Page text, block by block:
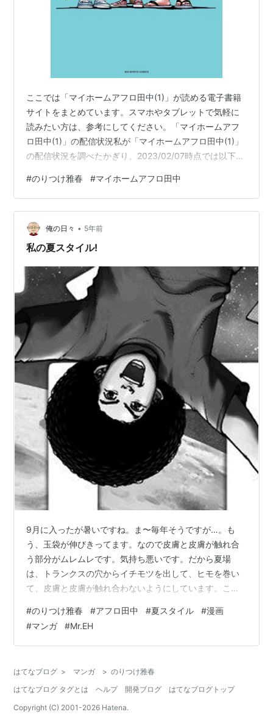
ここでは「マイホームアフロ田中(1)」が読める電子書籍
サイトをまとめています。スマホやタブレットで気軽に
読みたい方は、参考にしてください。「マイホームアフ
ロ田中(1)」の配信状況私が「マイホームアフロ田中(1)」
の配信状況を調べたかぎり、2023/02/07時点では以下の
況リンクAmazon20,000作品～693円読むebook-
japan13,000作品～693円読むまんが王国3,000作品～
630ポイント読む ちなみに、上記サイトで見られる他の
マンガ作品はこんな感じです。Amazon（Kindle）で読め
るマンガ例 ※タップで確認 追放…
#のりつけ雅春 #マイホームアフロ田中
俺の日々 • 5年前
私の夏スタイル!
9月に入ったが暑いですね。ま〜毎年そうですが…。も
う、玉袋が伸びきってます。なので皮膚と皮膚が触れ合
う部分がムレムレです。気持ち悪いです。だから夏場
は、トランクスの穴からイチモツを出して、ヒモを巻い
て、皮膚と皮膚が触れ合わないようにしています。これ
ません。で、同じ事をしている漫画家さんがいました。
アフロ田中シリーズを描いている、のりつけ雅春先生で
す。のりつけ先生は、ボクサーパンツで、玉だけ出して
#のりつけ雅春 #アフロ田中 #夏スタイル #漫画
#マンガ #Mr.EH
はてなブログ > マンガ > のりつけ雅春
はてなブログ タグとは
ヘルプ 開発ブログ
はてなブログトップ
Copyright (C) 2001-2026 Hatena.